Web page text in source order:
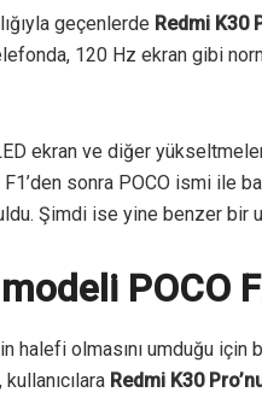
geçenlerde Redmi K30
120 Hz ekran gibi
ekran ve diğer
F1’den sonra POCO ismi ile
Şimdi ise yine benzer bir
POCO
halefi olmasını umduğu için
Redmi K30